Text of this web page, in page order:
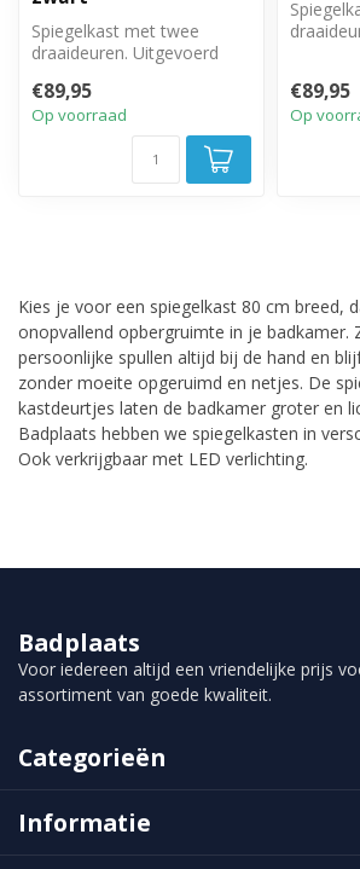
Spiegelkast met twee
draaideuren. Uitgevoerd
breed, 20...
€89,95
Op voorraad
€89,95
Op
Kies je voor een spiegelkast 80 cm breed,
onopvallend opbergruimte in je badkamer.
persoonlijke spullen altijd bij de hand en
zonder moeite opgeruimd en netjes. De
kastdeurtjes laten de badkamer groter en
Badplaats hebben we spiegelkasten in
Ook verkrijgbaar met LED verlichting.
Badplaats
Voor iedereen altijd een vriendelijke prijs
assortiment van goede kwaliteit.
Categorieën
Informatie